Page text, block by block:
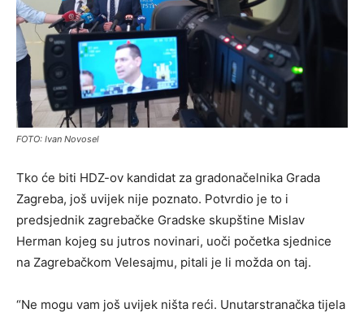
FOTO: Ivan Novosel
Tko će biti HDZ-ov kandidat za gradonačelnika Grada
Zagreba, još uvijek nije poznato. Potvrdio je to i
predsjednik zagrebačke Gradske skupštine Mislav
Herman kojeg su jutros novinari, uoči početka sjednice
na Zagrebačkom Velesajmu, pitali je li možda on taj.
“Ne mogu vam još uvijek ništa reći. Unutarstranačka tijela